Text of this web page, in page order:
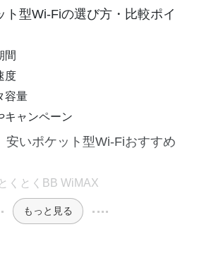
ト型Wi-Fiの選び方・比較ポイ
間
度
容量
キャンペーン
安いポケット型Wi-Fiおすすめ
くとくBB WiMAX
もっと見る